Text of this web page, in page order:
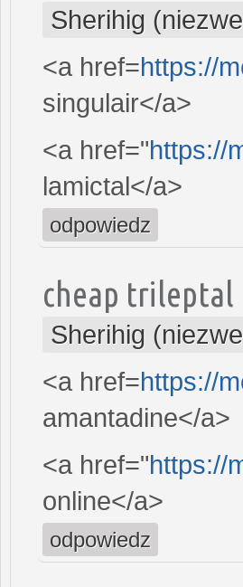
Sherihig
<a href=https://
singulair</a>
<a href="https://
lamictal</a>
odpowiedz
cheap trileptal
Sherihig
<a href=https://
amantadine</a>
<a href="https://
online</a>
odpowiedz